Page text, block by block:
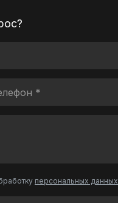
персональных данных